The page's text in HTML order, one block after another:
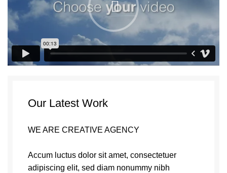
Our Latest Work
WE ARE CREATIVE AGENCY
Accum luctus dolor sit amet, consectetuer
adipiscing elit, sed diam nonummy nibh